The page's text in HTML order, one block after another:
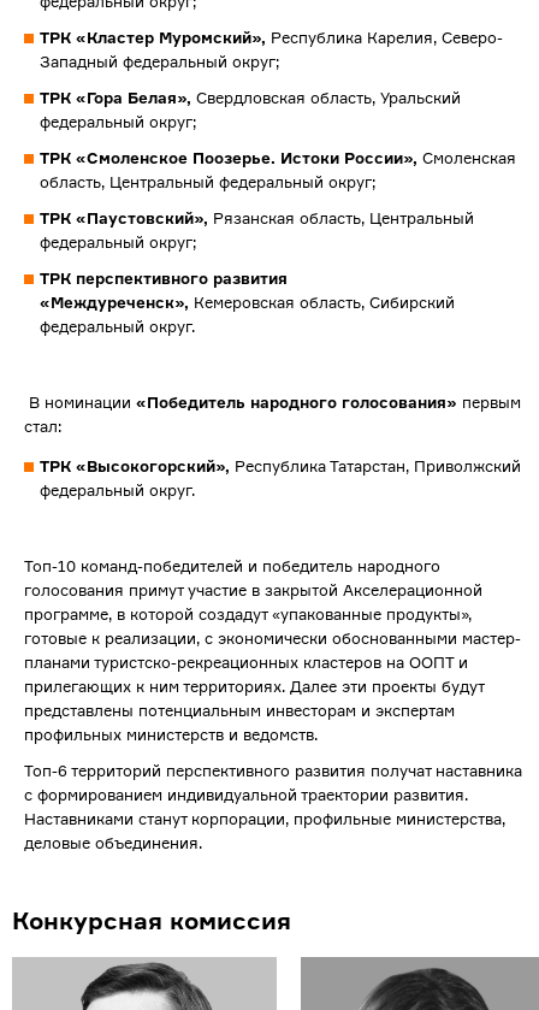
ТРК «Кластер Муромский», Республика Карелия, Северо-
Западный федеральный округ;
ТРК «Гора Белая», Свердловская область, Уральский
федеральный округ;
ТРК «Смоленское Поозерье. Истоки России», Смоленская
область, Центральный федеральный округ;
ТРК «Паустовский», Рязанская область, Центральный
федеральный округ;
ТРК перспективного развития
«Междуреченск», Кемеровская область, Сибирский
федеральный округ.
В номинации «Победитель народного голосования» первым
стал:
ТРК «Высокогорский», Республика Татарстан, Приволжский
федеральный округ.
Топ-10 команд-победителей и победитель народного
голосования примут участие в закрытой Акселерационной
программе, в которой создадут «упакованные продукты»,
готовые к реализации, с экономически обоснованными мастер-
планами туристско-рекреационных кластеров на ООПТ и
прилегающих к ним территориях. Далее эти проекты будут
представлены потенциальным инвесторам и экспертам
профильных министерств и ведомств.
Топ-6 территорий перспективного развития получат наставника
с формированием индивидуальной траектории развития.
Наставниками станут корпорации, профильные министерства,
деловые объединения.
Конкурсная комиссия